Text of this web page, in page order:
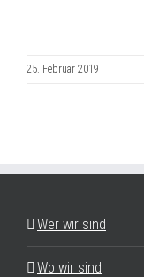
25. Februar 2019
Wer wir sind
Wo wir sind